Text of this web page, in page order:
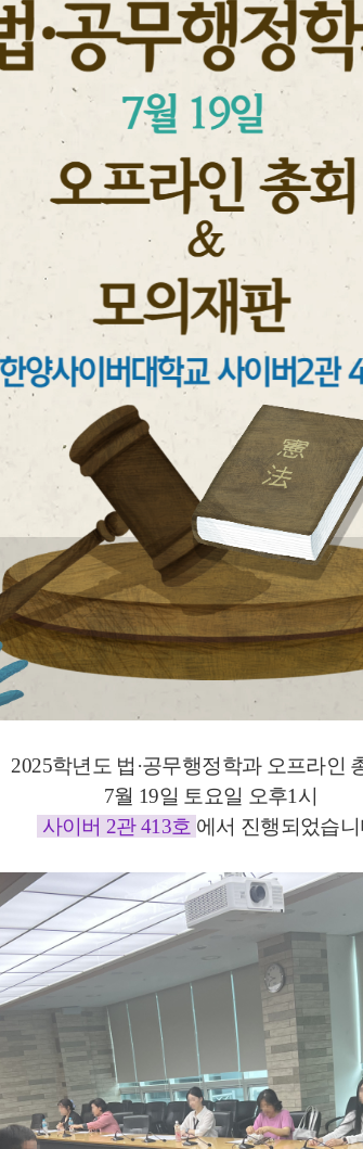
2025학년도 법·공무행정학과 오프라인
7월 19일 토요일 오후1시
사이버 2관 413호 에서 진행되었습니